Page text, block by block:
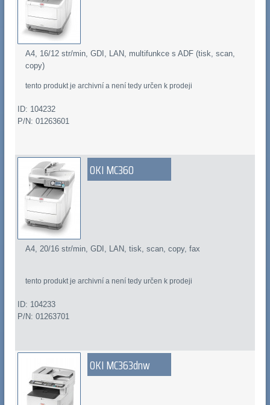
A4, 16/12 str/min, GDI, LAN, multifunkce s ADF (tisk, scan,
copy)
tento produkt je archivní a není tedy určen k prodeji
ID: 104232
P/N: 01263601
OKI MC360
A4, 20/16 str/min, GDI, LAN, tisk, scan, copy, fax
tento produkt je archivní a není tedy určen k prodeji
ID: 104233
P/N: 01263701
OKI MC363dnw